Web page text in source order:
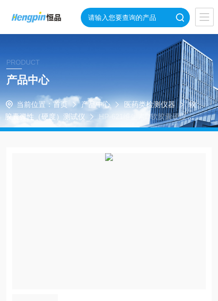
PRODUCT
产品中心
当前位置： 首页 产品中心 医药类检测仪器
软
胶囊弹性（硬度）测试仪
HP-621维生素D软胶囊硬度测
定仪